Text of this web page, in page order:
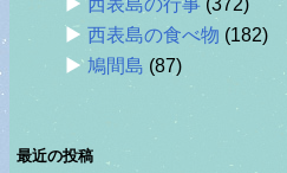
西表島の行事 (372)
西表島の食べ物 (182)
鳩間島 (87)
最近の投稿